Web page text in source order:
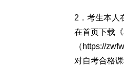
2．考生本人
在首页下载
（ https://
对自考合格